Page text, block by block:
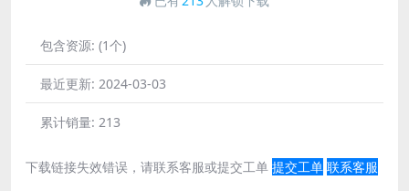
包含资源: (1个)
最近更新: 2024-03-03
累计销量: 213
下载链接失效错误，请联系客服或提交工单 提交工单 联系客服